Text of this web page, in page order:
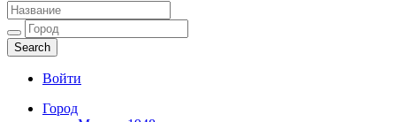
Фитнес инфо
Лучшие фитнес клубы города
Войти
Город